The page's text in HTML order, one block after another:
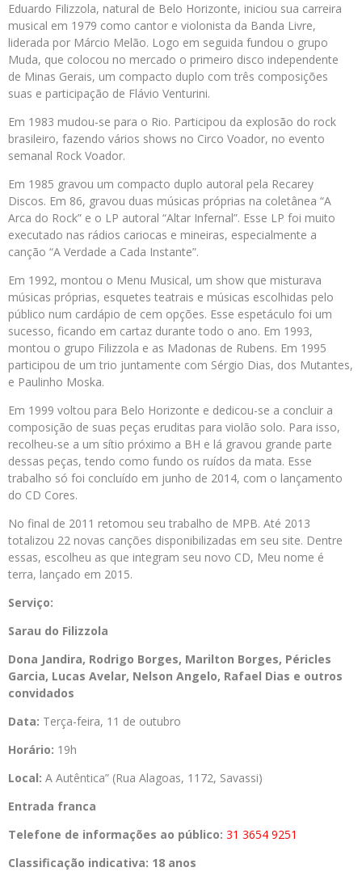
Eduardo Filizzola, natural de Belo Horizonte, iniciou sua carreira
musical em 1979 como cantor e violonista da Banda Livre,
liderada por Márcio Melão. Logo em seguida fundou o grupo
Muda, que colocou no mercado o primeiro disco independente
de Minas Gerais, um compacto duplo com três composições
suas e participação de Flávio Venturini.
Em 1983 mudou-se para o Rio. Participou da explosão do rock
brasileiro, fazendo vários shows no Circo Voador, no evento
semanal Rock Voador.
Em 1985 gravou um compacto duplo autoral pela Recarey
Discos. Em 86, gravou duas músicas próprias na coletânea “A
Arca do Rock” e o LP autoral “Altar Infernal”. Esse LP foi muito
executado nas rádios cariocas e mineiras, especialmente a
canção “A Verdade a Cada Instante”.
Em 1992, montou o Menu Musical, um show que misturava
músicas próprias, esquetes teatrais e músicas escolhidas pelo
público num cardápio de cem opções. Esse espetáculo foi um
sucesso, ficando em cartaz durante todo o ano. Em 1993,
montou o grupo Filizzola e as Madonas de Rubens. Em 1995
participou de um trio juntamente com Sérgio Dias, dos Mutantes,
e Paulinho Moska.
Em 1999 voltou para Belo Horizonte e dedicou-se a concluir a
composição de suas peças eruditas para violão solo. Para isso,
recolheu-se a um sítio próximo a BH e lá gravou grande parte
dessas peças, tendo como fundo os ruídos da mata. Esse
trabalho só foi concluído em junho de 2014, com o lançamento
do CD Cores.
No final de 2011 retomou seu trabalho de MPB. Até 2013
totalizou 22 novas canções disponibilizadas em seu site. Dentre
essas, escolheu as que integram seu novo CD, Meu nome é
terra, lançado em 2015.
Serviço:
Sarau do Filizzola
Dona Jandira, Rodrigo Borges, Marilton Borges, Péricles
Garcia, Lucas Avelar, Nelson Angelo, Rafael Dias e outros
convidados
Data: Terça-feira, 11 de outubro
Horário: 19h
Local: A Autêntica” (Rua Alagoas, 1172, Savassi)
Entrada franca
Telefone de informações ao público: 31 3654 9251
Classificação indicativa: 18 anos